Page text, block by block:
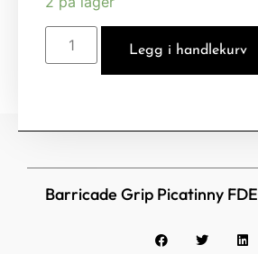
Legg i handlekurv
Barricade Grip Picatinny FDE